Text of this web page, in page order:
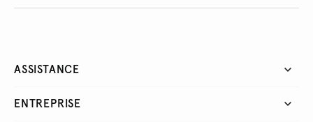
ASSISTANCE
ENTREPRISE